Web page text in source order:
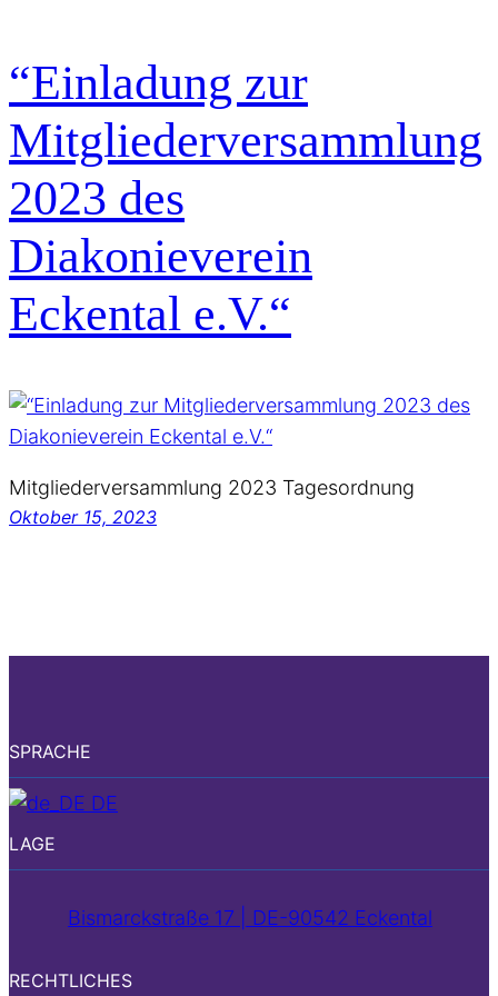
“Einladung zur
Mitgliederversammlung
2023 des
Diakonieverein
Eckental e.V.“
Mitgliederversammlung 2023 Tagesordnung
Oktober 15, 2023
SPRACHE
DE
LAGE
Bismarckstraße 17 | DE-90542 Eckental
RECHTLICHES